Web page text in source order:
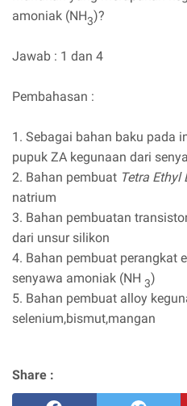
amoniak (NH3)?
Jawab : 1 dan 4
Pembahasan :
1. Sebagai bahan baku pada
pupuk ZA kegunaan dari
2. Bahan pembuat Tetra Ethyl
natrium
3. Bahan pembuatan
dari unsur silikon
4. Bahan pembuat perangkat
senyawa amoniak (NH 3)
5. Bahan pembuat alloy
selenium,bismut,mangan
Share :